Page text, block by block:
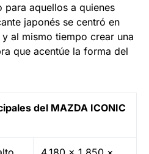
para aquellos a quienes
japonés se centró en
al mismo tiempo crear una
que acentúe la forma del
del MAZDA ICONIC